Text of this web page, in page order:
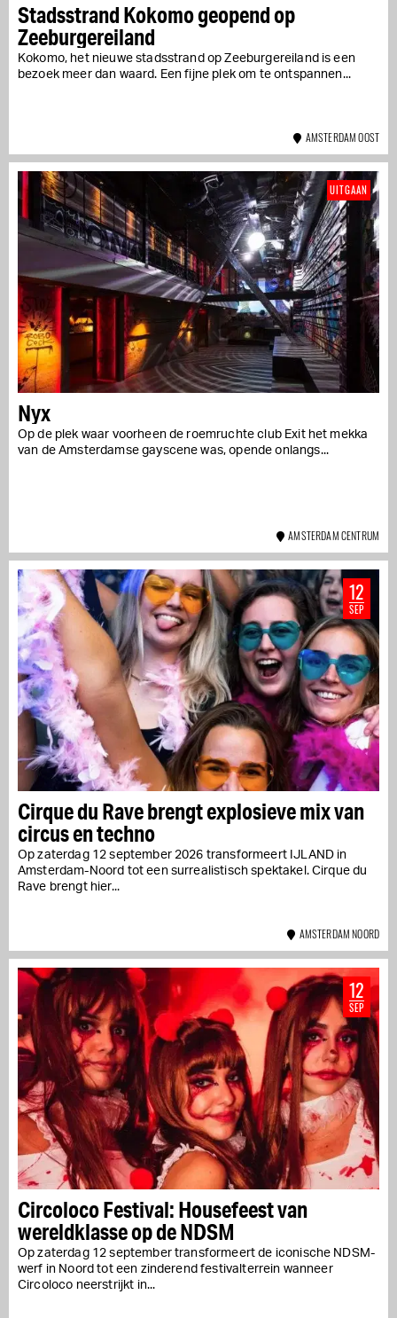
Stadsstrand Kokomo geopend op
Zeeburgereiland
Kokomo, het nieuwe stadsstrand op Zeeburgereiland is een
bezoek meer dan waard. Een fijne plek om te ontspannen...
AMSTERDAM OOST
Nyx
Op de plek waar voorheen de roemruchte club Exit het mekka
van de Amsterdamse gayscene was, opende onlangs...
UITGAAN
AMSTERDAM CENTRUM
Cirque du Rave brengt explosieve mix van
circus en techno
Op zaterdag 12 september 2026 transformeert IJLAND in
Amsterdam-Noord tot een surrealistisch spektakel. Cirque du
Rave brengt hier...
12
SEP
AMSTERDAM NOORD
Circoloco Festival: Housefeest van
wereldklasse op de NDSM
Op zaterdag 12 september transformeert de iconische NDSM-
werf in Noord tot een zinderend festivalterrein wanneer
Circoloco neerstrijkt in...
12
SEP